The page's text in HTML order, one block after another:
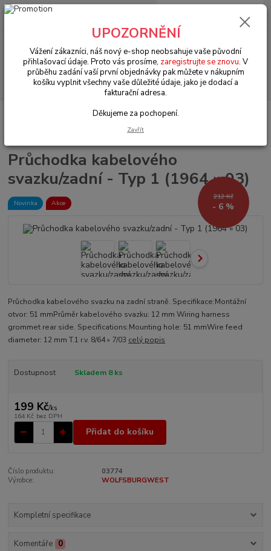
Menu
Hledat
+420 602 330 329
0 Kč
VW Brouk Typ 1 (1938 » 03) Elektroinstalace (Electrical)
Průchodka kabelového
svazku/zadní - Typ 1 (1964 » 03)
Novinka Akce
212 Kč
- 6 %
Průchodka kabelového svazku na zadní straně. Specifikace:Montážní
otvor: 51 mmPrůměr kabelového svazku: 12 mm Wiring harness
grommet rear side. Specifications:Mounting hole: 51 mmWire feed
diameter: 12 mm T.1 r.v. 8/64 » 7/03 celý popis
Dostupnost Skladem 8 ks
199 Kč/ks
164 Kč bez DPH
Přidat do košíku
Číslo produktu:
03774
Výrobce:
WOLFSBURGWEST
Kompletní specifikace
Komentáře 0
UPOZORNĚNÍ
Vážení zákazníci, náš nový e-shop neobsahuje vaše původní
přihlašovací údaje. Proto vás prosíme, zaregistrujte se znovu. V
průběhu zadání vaší první objednávky pak můžete v nákupním
košíku vyplnit všechny vaše důležité údaje, jako je dodací a
fakturační adresa.
Děkujeme za pochopení.
Zavřít